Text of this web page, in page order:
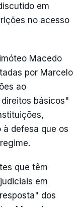
em
no acesso
Macedo
por Marcelo
ao
básicos"
defesa que os
que têm
em
dos